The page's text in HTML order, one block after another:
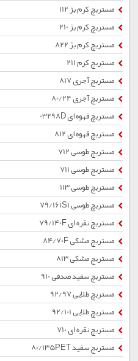
مستربچ کرم بژ 112
مستربچ کرم بژ 210
مستربچ کرم بژ 822
مستربچ کرم 211
مستربچ آجری 817
مستربچ آجری 80/24
مستربچ قهوه ای 03298D
مستربچ قهوه ای 812
مستربچ طوسی 712
مستربچ طوسی 711
مستربچ طوسی 113
مستربچ طوسی 79/161S1
مستربچ نقره ای 79/140F
مستربچ مشکی 84/70F
مستربچ مشکی 813
مستربچ سفید صدفی 910
مستربچ طلایی 92/97
مستربچ طلایی 92/101
مستربچ نقره ای 710
مستربچ سفید 80/135PET